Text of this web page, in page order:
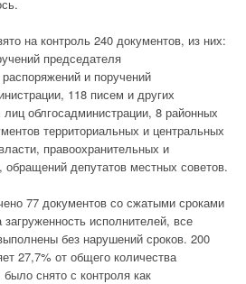
на контроль 240 документов, из них:
председателя
и поручений
118 писем и других
облгосадминистрации, 8 районных
территориальных и центральных
правоохранительных и
депутатов местных советов.
77 документов со сжатыми сроками
исполнителей, все
без нарушений сроков. 200
27,7% от общего количества
снято с контроля как